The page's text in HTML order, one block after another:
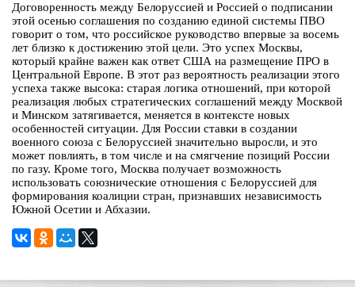
Договоренность между Белоруссией и Россией о подписании
этой осенью соглашения по созданию единой системы ПВО
говорит о том, что российское руководство впервые за восемь
лет близко к достижению этой цели. Это успех Москвы,
который крайне важен как ответ США на размещение ПРО в
Центральной Европе. В этот раз вероятность реализации этого
успеха также высока: старая логика отношений, при которой
реализация любых стратегических соглашений между Москвой
и Минском затягивается, меняется в контексте новых
особенностей ситуации. Для России ставки в создании
военного союза с Белоруссией значительно выросли, и это
может повлиять, в том числе и на смягчение позиций России
по газу. Кроме того, Москва получает возможность
использовать союзнические отношения с Белоруссией для
формирования коалиции стран, признавших независимость
Южной Осетии и Абхазии.